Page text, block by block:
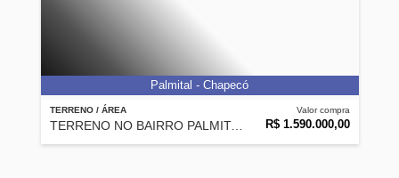
TERRENO / ÁREA
TERRENO NO BAIRRO PALMITAL /ÓTIMA LOCALIZAÇÃO
Valor compra
R$ 1.590.000,00
Palmital - Chapecó